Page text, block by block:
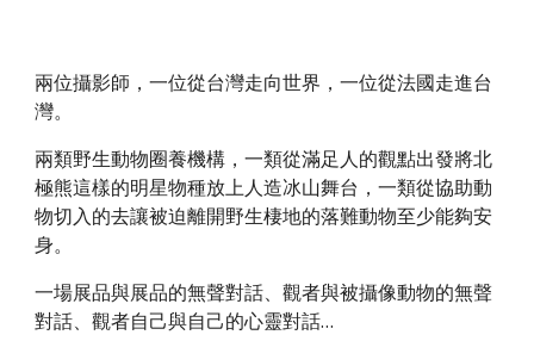
兩位攝影師，一位從台灣走向世界，一位從法國走進台
灣。
兩類野生動物圈養機構，一類從滿足人的觀點出發將北
極熊這樣的明星物種放上人造冰山舞台，一類從協助動
物切入的去讓被迫離開野生棲地的落難動物至少能夠安
身。
一場展品與展品的無聲對話、觀者與被攝像動物的無聲
對話、觀者自己與自己的心靈對話…